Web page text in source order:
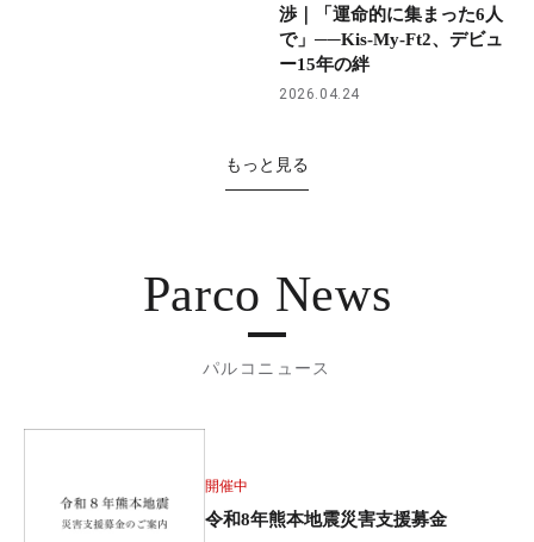
渉｜「運命的に集まった6人
で」──Kis-My-Ft2、デビュ
ー15年の絆
2026.04.24
もっと見る
Parco News
パルコニュース
開催中
令和8年熊本地震災害支援募金